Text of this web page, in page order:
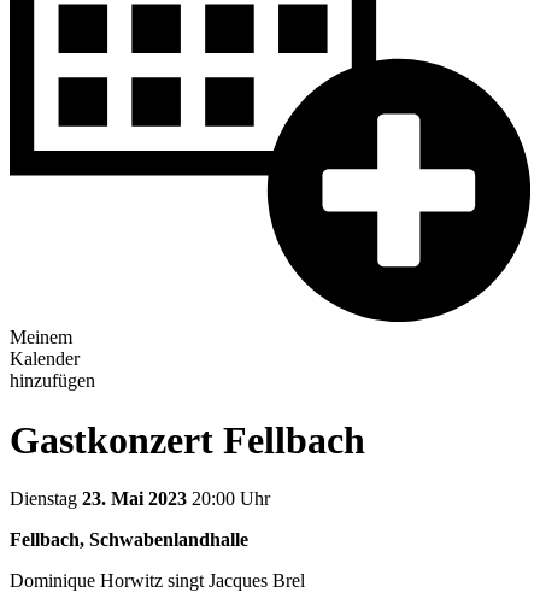
Meinem
Kalender
hinzufügen
Gastkonzert Fellbach
Dienstag 23. Mai 2023 20:00 Uhr
Fellbach, Schwabenlandhalle
Dominique Horwitz singt Jacques Brel